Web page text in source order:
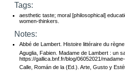
Tags:
aesthetic taste; moral [philosophical]
women-thinkers.
Notes:
Abbé de Lambert. Histoire littéraire du
Aguglia, Fabien. Madame de Lambert : un
https://gallica.bnf.fr/blog/06052021/
Calle, Román de la (Ed.). Arte, Gusto y